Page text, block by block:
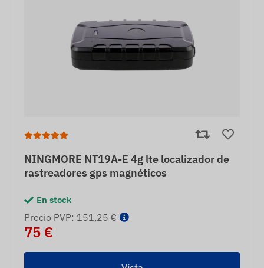
NINGMORE NT19A-E 4g lte localizador de
rastreadores gps magnéticos
En stock
Precio PVP: 151,25 €
75 €